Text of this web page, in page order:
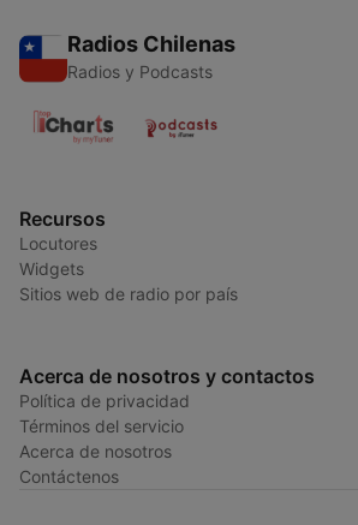
Radios Chilenas
Radios y Podcasts
Recursos
Locutores
Widgets
Sitios web de radio por país
Acerca de nosotros y contactos
Política de privacidad
Términos del servicio
Acerca de nosotros
Contáctenos